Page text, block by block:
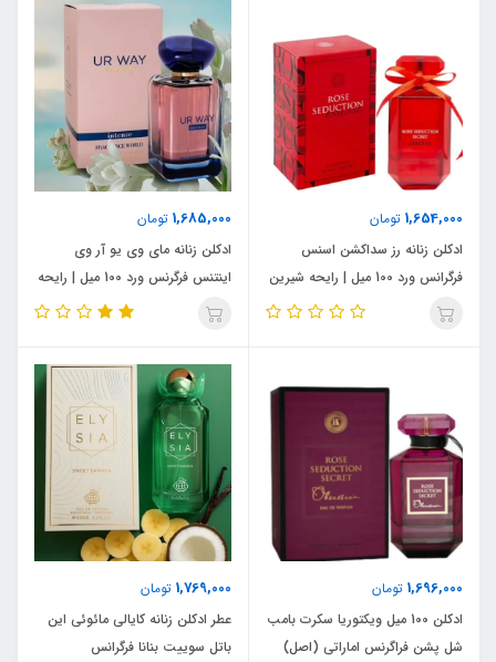
1,654,000 تومان
ادکلن زنانه رز سداکشن اسنس
فرگرانس ورد 100 میل | رایحه شیرین
و میوه‌ای
1,685,000 تومان
ادکلن زنانه مای وی یو آر وی
اینتنس فرگرنس ورد 100 میل | رایحه
گرم و شیرین
1,696,000 تومان
ادکلن 100 میل ویکتوریا سکرت بامب
شل پشن فراگرنس اماراتی (اصل)
1,769,000 تومان
عطر ادکلن زنانه کایالی مائوئی این
باتل سوییت بنانا فرگرانس